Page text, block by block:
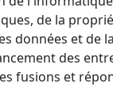
de la
données et de
des
fusions et